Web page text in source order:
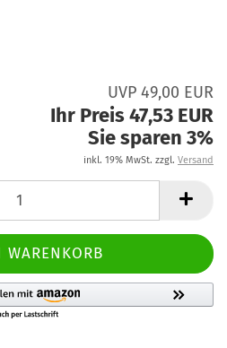
UVP 49,00 EUR
Ihr Preis 47,53 EUR
Sie sparen 3%
inkl. 19% MwSt. zzgl. Versand